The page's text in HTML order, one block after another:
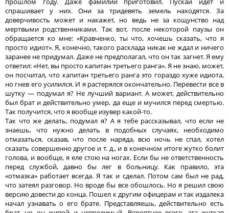
спрашивает у них. Они за тридевять земель находятся. За
доверчивость может и накажет, но ведь не за кощунство над
мертвыми родственниками. Так вот, после некоторой паузы он
обращается ко мне: «Кравченко, ты что, хочешь сказать, что я
просто идиот». Я, конечно, такого расклада никак не ждал и ничего
заранее не придумал. Даже не предполагал, что он так загнет. Я ему
ответил: «Нет, вы просто капитан третьего ранга». Я не знаю, может,
он посчитал, что капитан третьего ранга это гораздо хуже идиота,
но гнев его усилился. И я растерялся окончательно. Перевести все в
шутку — подумал я? Не лучший вариант. А может, действительно
был брат и действительно умер, да еще и мучился перед смертью.
Так получится, что я вообще изувер какой-то.
Так что же делать, подумал я? А я тебе рассказывал, что если не
знаешь, что нужно делать в подобных случаях, необходимо
отмазаться, сказав, что после наряда, всю ночь не спал, хотел
сказать совершенно другое и т. д., и в конечном итоге жутко болит
голова, и вообще, я еле стою на ногах. Если бы не ответственность
перед службой, давно бы лег в больницу. Как правило, эта
«отмазка» работает всегда. Я так и сделал. Потом сам был не рад,
что затеял разговор. Но вроде бы все обошлось. Но я решил свою
версию довести до конца. Пошел к другим офицерам и так издалека
начал узнавать о его брате. Представляешь, действительно есть